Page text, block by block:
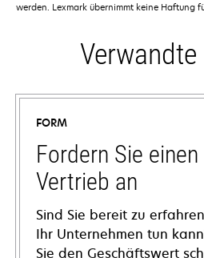
werden. Lexmark übernimmt keine Haftung
FORM
Fordern Sie
Vertrieb an
Sind Sie bereit zu
Ihr Unternehmen tun
Sie den Geschäftswert